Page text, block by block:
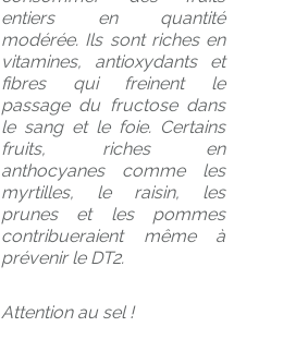
entiers en quantité
modérée. Ils sont riches en
vitamines, antioxydants et
fibres qui freinent le
passage du fructose dans
le sang et le foie. Certains
fruits, riches en
anthocyanes comme les
myrtilles, le raisin, les
prunes et les pommes
contribueraient même à
prévenir le DT2.
Attention au sel !